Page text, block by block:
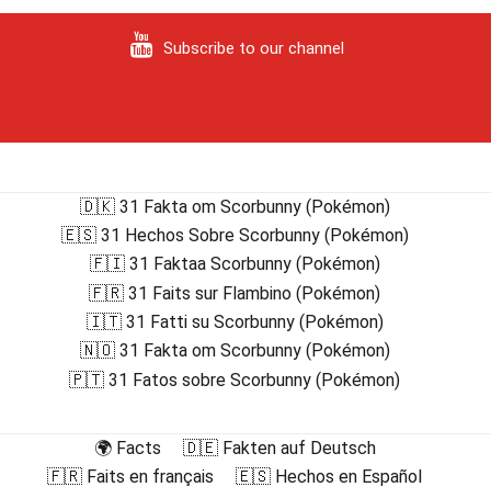
Subscribe to our channel
🇩🇰 31 Fakta om Scorbunny (Pokémon)
🇪🇸 31 Hechos Sobre Scorbunny (Pokémon)
🇫🇮 31 Faktaa Scorbunny (Pokémon)
🇫🇷 31 Faits sur Flambino (Pokémon)
🇮🇹 31 Fatti su Scorbunny (Pokémon)
🇳🇴 31 Fakta om Scorbunny (Pokémon)
🇵🇹 31 Fatos sobre Scorbunny (Pokémon)
🌍 Facts
🇩🇪 Fakten auf Deutsch
🇫🇷 Faits en français
🇪🇸 Hechos en Español